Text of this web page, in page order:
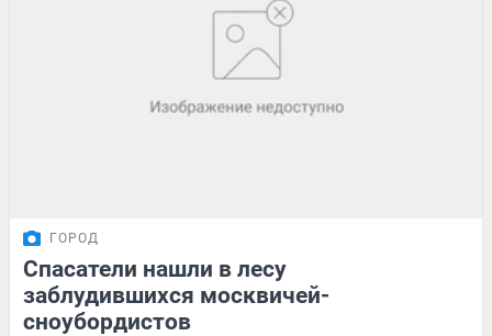
ГОРОД
Спасатели нашли в лесу
заблудившихся москвичей-
сноубордистов